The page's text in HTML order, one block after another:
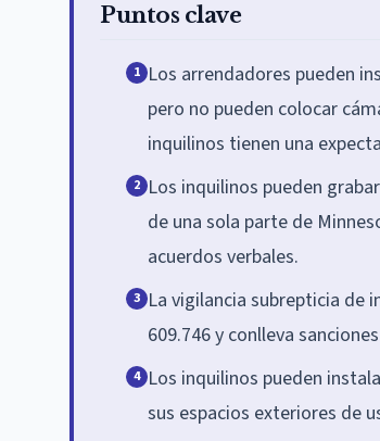
Puntos clave
1 Los arrendadores pueden
pero no pueden colocar
inquilinos tienen una
2 Los inquilinos pueden
de una sola parte de
acuerdos verbales.
3 La vigilancia subrepticia de
609.746 y conlleva
4 Los inquilinos pueden
sus espacios exteriores de